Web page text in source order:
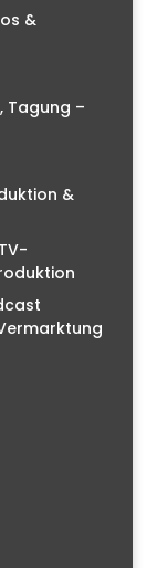
&
Tagung –
&